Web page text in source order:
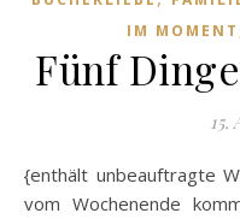
IM MOMENT
Fünf
15.
{enthält unbeauftragte Werbung} Anstelle der Fünf Dinge
vom Wochenende